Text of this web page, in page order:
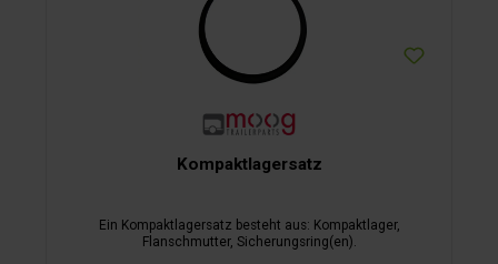
Kompaktlagersatz
Ein Kompaktlagersatz besteht aus: Kompaktlager,
Flanschmutter, Sicherungsring(en).